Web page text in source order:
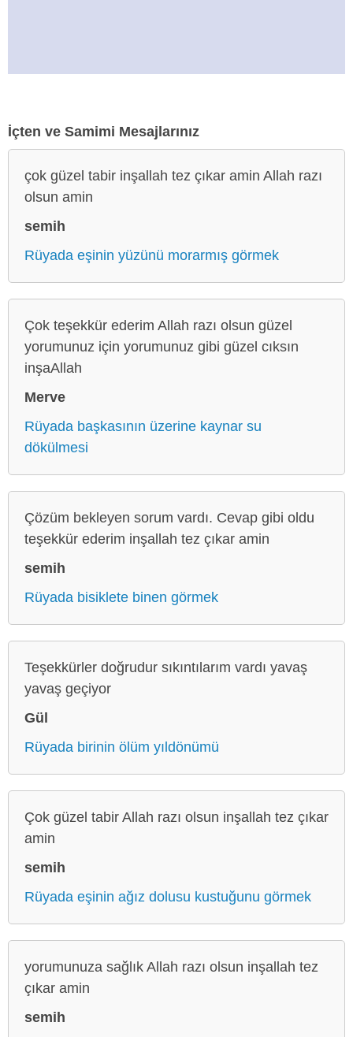
İçten ve Samimi Mesajlarınız
çok güzel tabir inşallah tez çıkar amin Allah razı
olsun amin
semih
Rüyada eşinin yüzünü morarmış görmek
Çok teşekkür ederim Allah razı olsun güzel
yorumunuz için yorumunuz gibi güzel cıksın
inşaAllah
Merve
Rüyada başkasının üzerine kaynar su
dökülmesi
Çözüm bekleyen sorum vardı. Cevap gibi oldu
teşekkür ederim inşallah tez çıkar amin
semih
Rüyada bisiklete binen görmek
Teşekkürler doğrudur sıkıntılarım vardı yavaş
yavaş geçiyor
Gül
Rüyada birinin ölüm yıldönümü
Çok güzel tabir Allah razı olsun inşallah tez çıkar
amin
semih
Rüyada eşinin ağız dolusu kustuğunu görmek
yorumunuza sağlık Allah razı olsun inşallah tez
çıkar amin
semih